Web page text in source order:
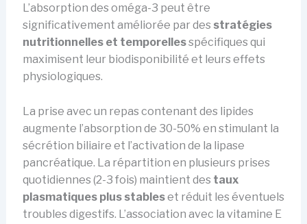
L’absorption des oméga-3 peut être
significativement améliorée par des stratégies
nutritionnelles et temporellesspécifiques qui
maximisent leur biodisponibilité et leurs effets
physiologiques.
La prise avec un repas contenant des lipides
augmente l’absorption de 30-50% en stimulant la
sécrétion biliaire et l’activation de la lipase
pancréatique. La répartition en plusieurs prises
quotidiennes (2-3 fois) maintient des taux
plasmatiques plus stableset réduit les éventuels
troubles digestifs. L’association avec la vitamine E